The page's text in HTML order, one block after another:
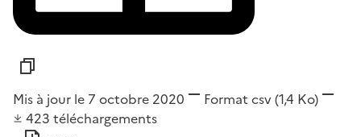
Mis à jour le 7 octobre 2020 Format csv(1,4 Ko)
423 téléchargements